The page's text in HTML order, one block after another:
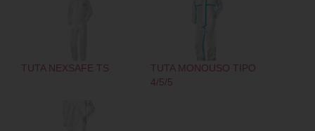
TUTA NEXSAFE TS
TUTA MONOUSO TIPO
4/5/5